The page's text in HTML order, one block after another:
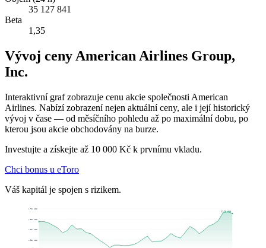
35 127 841
Beta
1,35
Vývoj ceny American Airlines Group,
Inc.
Interaktivní graf zobrazuje cenu akcie společnosti American
Airlines. Nabízí zobrazení nejen aktuální ceny, ale i její historický
vývoj v čase — od měsíčního pohledu až po maximální dobu, po
kterou jsou akcie obchodovány na burze.
Investujte a získejte až 10 000 Kč k prvnímu vkladu.
Chci bonus u eToro
Váš kapitál je spojen s rizikem.
11,95 US$
14,22 US$
16,50 US$
18,78 US$
17,75 US$